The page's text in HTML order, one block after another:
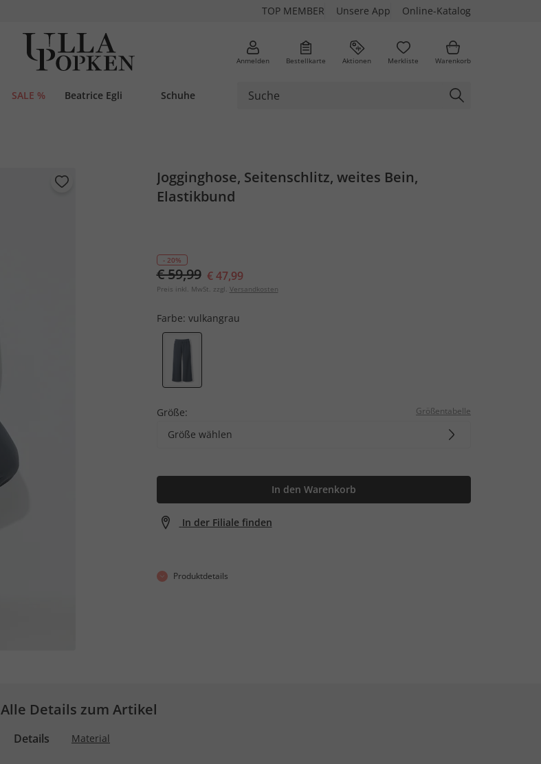
TOP MEMBER Unsere App Online-Katalog
Anmelden Bestellkarte Aktionen Merkliste Warenkorb
SALE % Beatrice Egli Schuhe
Jogginghose, Seitenschlitz, weites Bein,
Elastikbund
- 20%
€ 59,99 € 47,99
Preis inkl. MwSt. zzgl. Versandkosten
Farbe: vulkangrau
Größe: Größentabelle
Größe wählen
In den Warenkorb
In der Filiale finden
Produktdetails
Alle Details zum Artikel
Details Material